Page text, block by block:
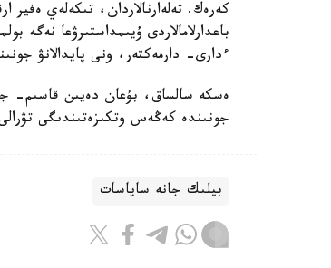
كەرەك. تەلەارنالاردان، تىكەلەي ەفير
باعدارلامالاردى ۇيىمداستىرۋعا نەگە
ءدارى- دارمەكتەر، ونى پايدالانۋ
ەسكە سالساق، بۇعان دەيىن قاسىم-
جونىندە كەڭەس وتكىزەتىندىگى تۋرالى
بيلىك جانە ساياسات